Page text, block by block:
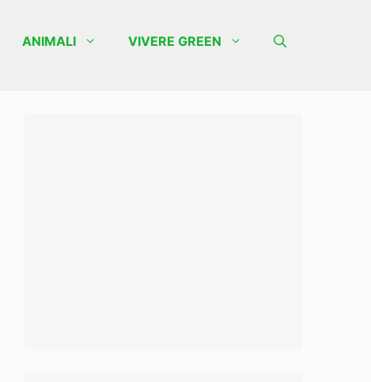
ANIMALI VIVERE GREEN